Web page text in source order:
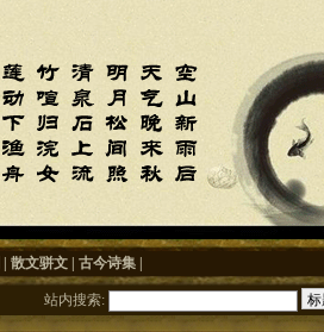
散文骈文 古今诗集
站内搜索: